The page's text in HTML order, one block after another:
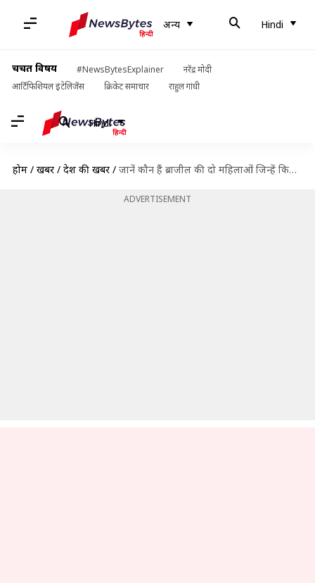
अन्य Hindi
चर्चित विषय #NewsBytesExplainer
नरेंद्र मोदी
आर्टिफिशियल इंटेलिजेंस
क्रिकेट समाचार राहुल गांधी
Hindi
होम / खबरें / देश की खबरें / जानें कौन हैं ब्राजील की दो महिलाओं जिन्हें किया गया पद्म श्री से सम्मानित
ADVERTISEMENT